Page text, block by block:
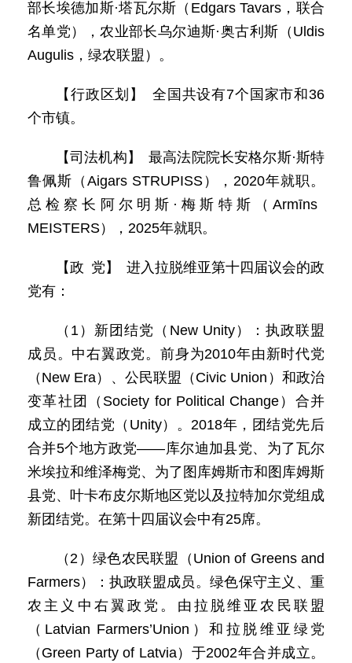
部长埃德加斯·塔瓦尔斯（Edgars Tavars，联合
名单党），农业部长乌尔迪斯·奥古利斯（Uldis
Augulis，绿农联盟）。
【行政区划】 全国共设有7个国家市和36
个市镇。
【司法机构】 最高法院院长安格尔斯·斯特
鲁佩斯（Aigars STRUPISS），2020年就职。
总检察长阿尔明斯·梅斯特斯（Armīns
MEISTERS），2025年就职。
【政 党】 进入拉脱维亚第十四届议会的政
党有：
（1）新团结党（New Unity）：执政联盟
成员。中右翼政党。前身为2010年由新时代党
（New Era）、公民联盟（Civic Union）和政治
变革社团（Society for Political Change）合并
成立的团结党（Unity）。2018年，团结党先后
合并5个地方政党——库尔迪加县党、为了瓦尔
米埃拉和维泽梅党、为了图库姆斯市和图库姆斯
县党、叶卡布皮尔斯地区党以及拉特加尔党组成
新团结党。在第十四届议会中有25席。
（2）绿色农民联盟（Union of Greens and
Farmers）：执政联盟成员。绿色保守主义、重
农主义中右翼政党。由拉脱维亚农民联盟
（Latvian Farmers’Union）和拉脱维亚绿党
（Green Party of Latvia）于2002年合并成立。